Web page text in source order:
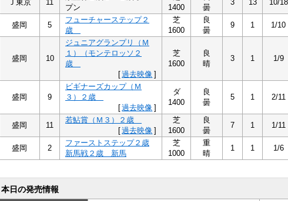
Ｊ東京 11
プン
1400
曇
3 13 10/18
盛岡 5
フューチャーステップ２
歳
芝
1600
良
曇
9 1 1/10
盛岡 10
ジュニアグランプリ（Ｍ
１）（モンテロッソ２
歳
[過去映像 ]
芝
1600
良
晴
3 1 1/9
盛岡 9
ビギナーズカップ（Ｍ
３）２歳
[過去映像 ]
ダ
1400
良
曇
5 1 2/11
盛岡 11
若鮎賞（Ｍ３）２歳
[過去映像 ]
芝
1600
良
曇
7 1 1/11
盛岡 2
ファーストステップ２歳
新馬戦２歳 新馬
芝
1000
重
晴
1 1 1/6
本日の発売情報